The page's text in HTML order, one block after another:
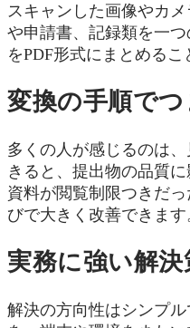
スキャンした画像やカ
や申請書、記録類を一
をPDF形式にまとめる
変換の手順で
多くの人が感じるのは
きると、提出物の品質
資料が閲覧制限つきだ
びで大きく改善できます
実務に強い解
解決の方向性はシンプ